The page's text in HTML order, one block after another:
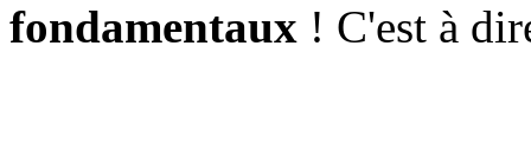
fondamentaux ! C'est à